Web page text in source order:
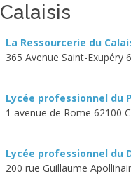
Calaisis
La Ressourcerie du
365 Avenue Saint-Exupéry
Lycée professionnel du
1 avenue de Rome 62100
Lycée professionnel du
200 rue Guillaume